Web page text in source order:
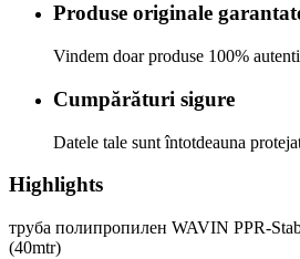
Produse originale
Vindem doar produse 100%
Cumpărături sigure
Datele tale sunt întotdeauna
Highlights
труба полипропилен WAVIN PPR-
(40mtr)